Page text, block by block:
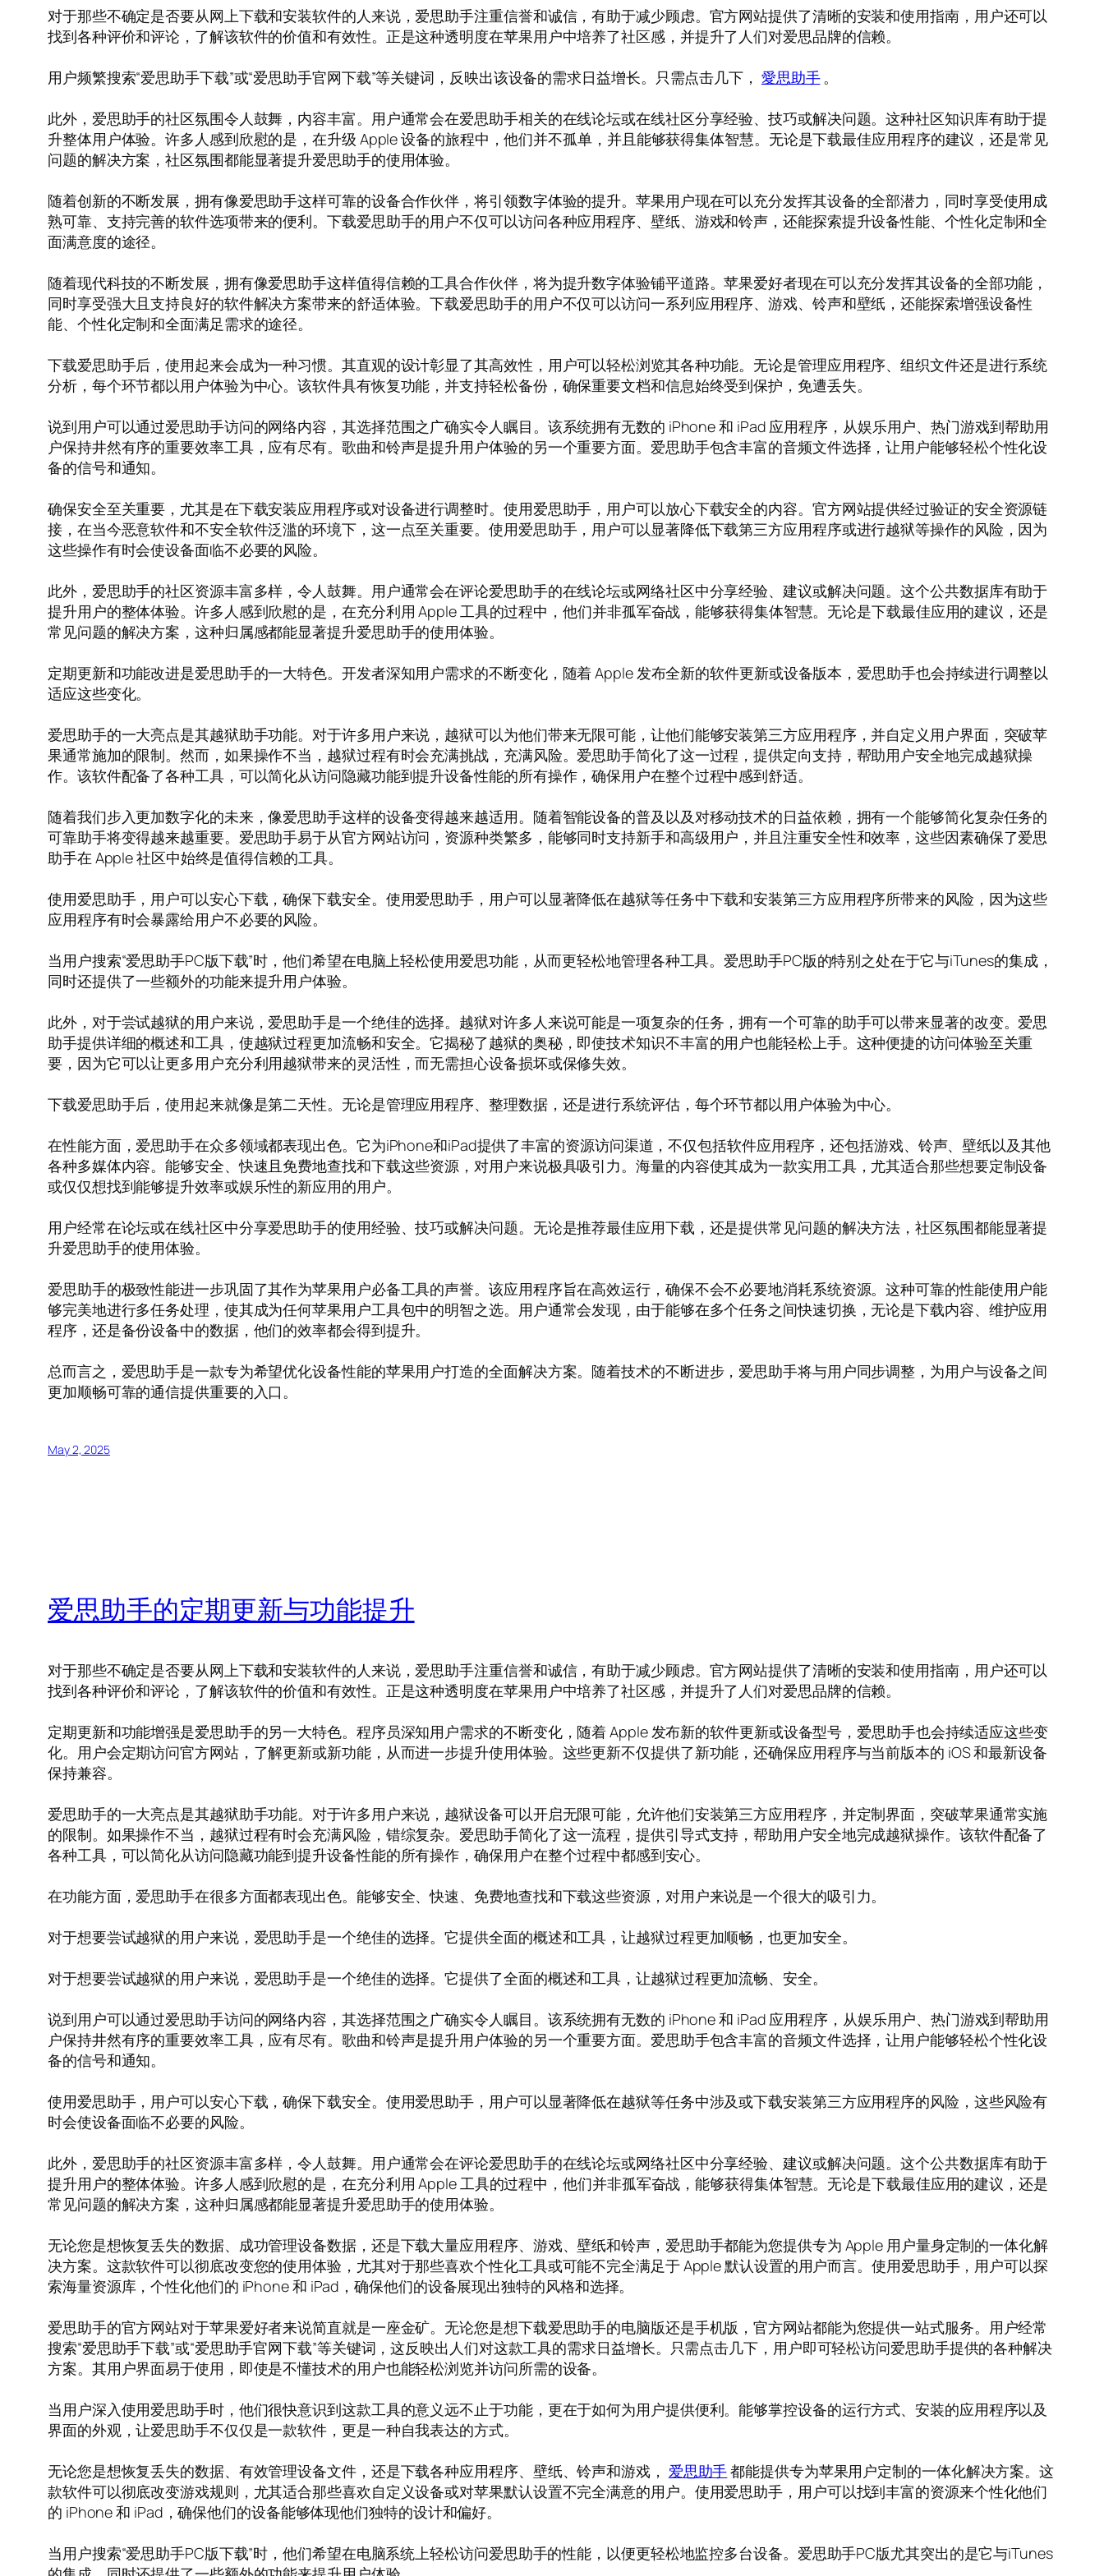
对于那些不确定是否要从网上下载和安装软件的人来说，爱思助手注重信誉和诚信，有助于减少顾虑。官方网站提供了清晰的安装和使用指南，用户还可以
找到各种评价和评论，了解该软件的价值和有效性。正是这种透明度在苹果用户中培养了社区感，并提升了人们对爱思品牌的信赖。
用户频繁搜索“爱思助手下载”或“爱思助手官网下载”等关键词，反映出该设备的需求日益增长。只需点击几下， 愛思助手。
此外，爱思助手的社区氛围令人鼓舞，内容丰富。用户通常会在爱思助手相关的在线论坛或在线社区分享经验、技巧或解决问题。这种社区知识库有助于提
升整体用户体验。许多人感到欣慰的是，在升级 Apple 设备的旅程中，他们并不孤单，并且能够获得集体智慧。无论是下载最佳应用程序的建议，还是常见
问题的解决方案，社区氛围都能显著提升爱思助手的使用体验。
随着创新的不断发展，拥有像爱思助手这样可靠的设备合作伙伴，将引领数字体验的提升。苹果用户现在可以充分发挥其设备的全部潜力，同时享受使用成
熟可靠、支持完善的软件选项带来的便利。下载爱思助手的用户不仅可以访问各种应用程序、壁纸、游戏和铃声，还能探索提升设备性能、个性化定制和全
面满意度的途径。
随着现代科技的不断发展，拥有像爱思助手这样值得信赖的工具合作伙伴，将为提升数字体验铺平道路。苹果爱好者现在可以充分发挥其设备的全部功能，
同时享受强大且支持良好的软件解决方案带来的舒适体验。下载爱思助手的用户不仅可以访问一系列应用程序、游戏、铃声和壁纸，还能探索增强设备性
能、个性化定制和全面满足需求的途径。
下载爱思助手后，使用起来会成为一种习惯。其直观的设计彰显了其高效性，用户可以轻松浏览其各种功能。无论是管理应用程序、组织文件还是进行系统
分析，每个环节都以用户体验为中心。该软件具有恢复功能，并支持轻松备份，确保重要文档和信息始终受到保护，免遭丢失。
说到用户可以通过爱思助手访问的网络内容，其选择范围之广确实令人瞩目。该系统拥有无数的 iPhone 和 iPad 应用程序，从娱乐用户、热门游戏到帮助用
户保持井然有序的重要效率工具，应有尽有。歌曲和铃声是提升用户体验的另一个重要方面。爱思助手包含丰富的音频文件选择，让用户能够轻松个性化设
备的信号和通知。
确保安全至关重要，尤其是在下载安装应用程序或对设备进行调整时。使用爱思助手，用户可以放心下载安全的内容。官方网站提供经过验证的安全资源链
接，在当今恶意软件和不安全软件泛滥的环境下，这一点至关重要。使用爱思助手，用户可以显著降低下载第三方应用程序或进行越狱等操作的风险，因为
这些操作有时会使设备面临不必要的风险。
此外，爱思助手的社区资源丰富多样，令人鼓舞。用户通常会在评论爱思助手的在线论坛或网络社区中分享经验、建议或解决问题。这个公共数据库有助于
提升用户的整体体验。许多人感到欣慰的是，在充分利用 Apple 工具的过程中，他们并非孤军奋战，能够获得集体智慧。无论是下载最佳应用的建议，还是
常见问题的解决方案，这种归属感都能显著提升爱思助手的使用体验。
定期更新和功能改进是爱思助手的一大特色。开发者深知用户需求的不断变化，随着 Apple 发布全新的软件更新或设备版本，爱思助手也会持续进行调整以
适应这些变化。
爱思助手的一大亮点是其越狱助手功能。对于许多用户来说，越狱可以为他们带来无限可能，让他们能够安装第三方应用程序，并自定义用户界面，突破苹
果通常施加的限制。然而，如果操作不当，越狱过程有时会充满挑战，充满风险。爱思助手简化了这一过程，提供定向支持，帮助用户安全地完成越狱操
作。该软件配备了各种工具，可以简化从访问隐藏功能到提升设备性能的所有操作，确保用户在整个过程中感到舒适。
随着我们步入更加数字化的未来，像爱思助手这样的设备变得越来越适用。随着智能设备的普及以及对移动技术的日益依赖，拥有一个能够简化复杂任务的
可靠助手将变得越来越重要。爱思助手易于从官方网站访问，资源种类繁多，能够同时支持新手和高级用户，并且注重安全性和效率，这些因素确保了爱思
助手在 Apple 社区中始终是值得信赖的工具。
使用爱思助手，用户可以安心下载，确保下载安全。使用爱思助手，用户可以显著降低在越狱等任务中下载和安装第三方应用程序所带来的风险，因为这些
应用程序有时会暴露给用户不必要的风险。
当用户搜索“爱思助手PC版下载”时，他们希望在电脑上轻松使用爱思功能，从而更轻松地管理各种工具。爱思助手PC版的特别之处在于它与iTunes的集成，
同时还提供了一些额外的功能来提升用户体验。
此外，对于尝试越狱的用户来说，爱思助手是一个绝佳的选择。越狱对许多人来说可能是一项复杂的任务，拥有一个可靠的助手可以带来显著的改变。爱思
助手提供详细的概述和工具，使越狱过程更加流畅和安全。它揭秘了越狱的奥秘，即使技术知识不丰富的用户也能轻松上手。这种便捷的访问体验至关重
要，因为它可以让更多用户充分利用越狱带来的灵活性，而无需担心设备损坏或保修失效。
下载爱思助手后，使用起来就像是第二天性。无论是管理应用程序、整理数据，还是进行系统评估，每个环节都以用户体验为中心。
在性能方面，爱思助手在众多领域都表现出色。它为iPhone和iPad提供了丰富的资源访问渠道，不仅包括软件应用程序，还包括游戏、铃声、壁纸以及其他
各种多媒体内容。能够安全、快速且免费地查找和下载这些资源，对用户来说极具吸引力。海量的内容使其成为一款实用工具，尤其适合那些想要定制设备
或仅仅想找到能够提升效率或娱乐性的新应用的用户。
用户经常在论坛或在线社区中分享爱思助手的使用经验、技巧或解决问题。无论是推荐最佳应用下载，还是提供常见问题的解决方法，社区氛围都能显著提
升爱思助手的使用体验。
爱思助手的极致性能进一步巩固了其作为苹果用户必备工具的声誉。该应用程序旨在高效运行，确保不会不必要地消耗系统资源。这种可靠的性能使用户能
够完美地进行多任务处理，使其成为任何苹果用户工具包中的明智之选。用户通常会发现，由于能够在多个任务之间快速切换，无论是下载内容、维护应用
程序，还是备份设备中的数据，他们的效率都会得到提升。
总而言之，爱思助手是一款专为希望优化设备性能的苹果用户打造的全面解决方案。随着技术的不断进步，爱思助手将与用户同步调整，为用户与设备之间
更加顺畅可靠的通信提供重要的入口。
May 2, 2025
爱思助手的定期更新与功能提升
对于那些不确定是否要从网上下载和安装软件的人来说，爱思助手注重信誉和诚信，有助于减少顾虑。官方网站提供了清晰的安装和使用指南，用户还可以
找到各种评价和评论，了解该软件的价值和有效性。正是这种透明度在苹果用户中培养了社区感，并提升了人们对爱思品牌的信赖。
定期更新和功能增强是爱思助手的另一大特色。程序员深知用户需求的不断变化，随着 Apple 发布新的软件更新或设备型号，爱思助手也会持续适应这些变
化。用户会定期访问官方网站，了解更新或新功能，从而进一步提升使用体验。这些更新不仅提供了新功能，还确保应用程序与当前版本的 iOS 和最新设备
保持兼容。
爱思助手的一大亮点是其越狱助手功能。对于许多用户来说，越狱设备可以开启无限可能，允许他们安装第三方应用程序，并定制界面，突破苹果通常实施
的限制。如果操作不当，越狱过程有时会充满风险，错综复杂。爱思助手简化了这一流程，提供引导式支持，帮助用户安全地完成越狱操作。该软件配备了
各种工具，可以简化从访问隐藏功能到提升设备性能的所有操作，确保用户在整个过程中都感到安心。
在功能方面，爱思助手在很多方面都表现出色。能够安全、快速、免费地查找和下载这些资源，对用户来说是一个很大的吸引力。
对于想要尝试越狱的用户来说，爱思助手是一个绝佳的选择。它提供全面的概述和工具，让越狱过程更加顺畅，也更加安全。
对于想要尝试越狱的用户来说，爱思助手是一个绝佳的选择。它提供了全面的概述和工具，让越狱过程更加流畅、安全。
说到用户可以通过爱思助手访问的网络内容，其选择范围之广确实令人瞩目。该系统拥有无数的 iPhone 和 iPad 应用程序，从娱乐用户、热门游戏到帮助用
户保持井然有序的重要效率工具，应有尽有。歌曲和铃声是提升用户体验的另一个重要方面。爱思助手包含丰富的音频文件选择，让用户能够轻松个性化设
备的信号和通知。
使用爱思助手，用户可以安心下载，确保下载安全。使用爱思助手，用户可以显著降低在越狱等任务中涉及或下载安装第三方应用程序的风险，这些风险有
时会使设备面临不必要的风险。
此外，爱思助手的社区资源丰富多样，令人鼓舞。用户通常会在评论爱思助手的在线论坛或网络社区中分享经验、建议或解决问题。这个公共数据库有助于
提升用户的整体体验。许多人感到欣慰的是，在充分利用 Apple 工具的过程中，他们并非孤军奋战，能够获得集体智慧。无论是下载最佳应用的建议，还是
常见问题的解决方案，这种归属感都能显著提升爱思助手的使用体验。
无论您是想恢复丢失的数据、成功管理设备数据，还是下载大量应用程序、游戏、壁纸和铃声，爱思助手都能为您提供专为 Apple 用户量身定制的一体化解
决方案。这款软件可以彻底改变您的使用体验，尤其对于那些喜欢个性化工具或可能不完全满足于 Apple 默认设置的用户而言。使用爱思助手，用户可以探
索海量资源库，个性化他们的 iPhone 和 iPad，确保他们的设备展现出独特的风格和选择。
爱思助手的官方网站对于苹果爱好者来说简直就是一座金矿。无论您是想下载爱思助手的电脑版还是手机版，官方网站都能为您提供一站式服务。用户经常
搜索“爱思助手下载”或“爱思助手官网下载”等关键词，这反映出人们对这款工具的需求日益增长。只需点击几下，用户即可轻松访问爱思助手提供的各种解决
方案。其用户界面易于使用，即使是不懂技术的用户也能轻松浏览并访问所需的设备。
当用户深入使用爱思助手时，他们很快意识到这款工具的意义远不止于功能，更在于如何为用户提供便利。能够掌控设备的运行方式、安装的应用程序以及
界面的外观，让爱思助手不仅仅是一款软件，更是一种自我表达的方式。
无论您是想恢复丢失的数据、有效管理设备文件，还是下载各种应用程序、壁纸、铃声和游戏， 爱思助手都能提供专为苹果用户定制的一体化解决方案。这
款软件可以彻底改变游戏规则，尤其适合那些喜欢自定义设备或对苹果默认设置不完全满意的用户。使用爱思助手，用户可以找到丰富的资源来个性化他们
的 iPhone 和 iPad，确保他们的设备能够体现他们独特的设计和偏好。
当用户搜索“爱思助手PC版下载”时，他们希望在电脑系统上轻松访问爱思助手的性能，以便更轻松地监控多台设备。爱思助手PC版尤其突出的是它与iTunes